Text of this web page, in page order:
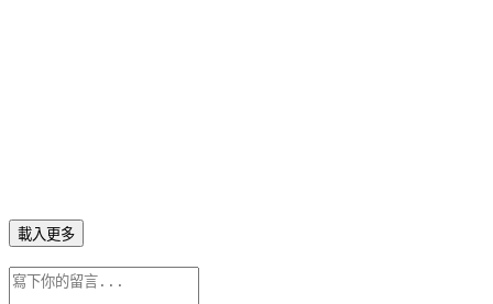
載入更多